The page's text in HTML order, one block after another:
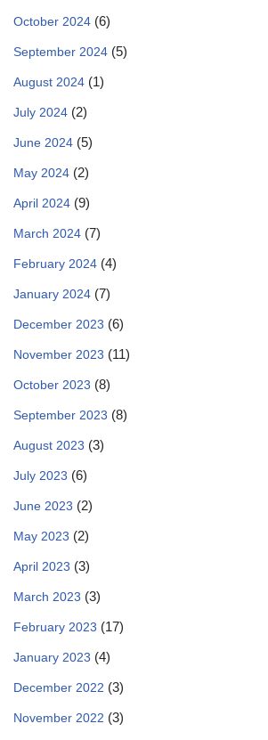
October 2024 (6)
September 2024 (5)
August 2024 (1)
July 2024 (2)
June 2024 (5)
May 2024 (2)
April 2024 (9)
March 2024 (7)
February 2024 (4)
January 2024 (7)
December 2023 (6)
November 2023 (11)
October 2023 (8)
September 2023 (8)
August 2023 (3)
July 2023 (6)
June 2023 (2)
May 2023 (2)
April 2023 (3)
March 2023 (3)
February 2023 (17)
January 2023 (4)
December 2022 (3)
November 2022 (3)